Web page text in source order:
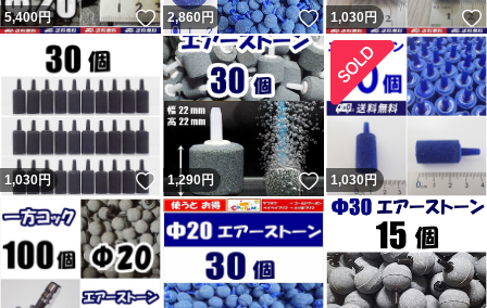
評価で終了の者。普通の人は問題あれば即取引完了しない
ので嫌がらせと判断するのが普通。今までにない手を使っ
てきたが今までの連中と同じ。 他のも記載内容無視の異
常者達。
残念ながら数千人に一人くらいの割合で話が通じない異常
者が現れます。悪い評価をする事が目的（サクラ）と思わ
れる者が複数います。 ヤフーフリマからは不当評価への
私の返信コメントが閲覧出来ず、絶対に不公平なので載せ
ています。 私に非があれば反省・改善しますが、不当評
5,400円 いいね！
2,860 円 いいね！
1,030円
1,030円 いいね！
1,290円 いいね！
1,030円